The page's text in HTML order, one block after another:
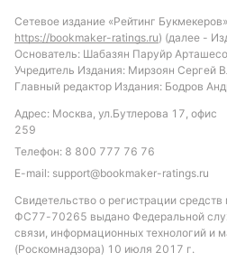
то же время ставка на обе
вероятна, учитывая
Обновлено:
Автор
Александр Трибуш
Сетевое издание «Рейтинг
https://bookmaker-ratings.ru) (далее -
Основатель: Шабазян Паруйр
Учредитель Издания: Мирзоян Сергей
Главный редактор Издания: Бодров
Адрес: Москва, ул.Бутлерова 17, офис
259
Телефон: 8 800 777 76 76
E-mail: support@bookmaker-ratings.ru
Свидетельство о регистрации
ФС77-70265 выдано Федеральной
связи, информационных технологий и
(Роскомнадзора) 10 июля 2017 г.